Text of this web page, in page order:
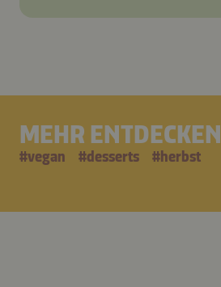
MEHR ENTDECKEN
#vegan #desserts #herbst